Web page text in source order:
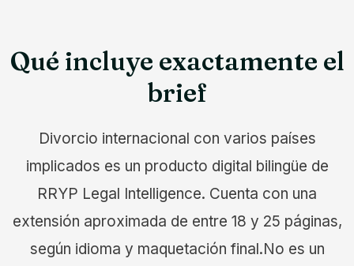
Qué incluye exactamente el
brief
Divorcio internacional con varios países
implicados es un producto digital bilingüe de
RRYP Legal Intelligence. Cuenta con una
extensión aproximada de entre 18 y 25 páginas,
según idioma y maquetación final.No es un